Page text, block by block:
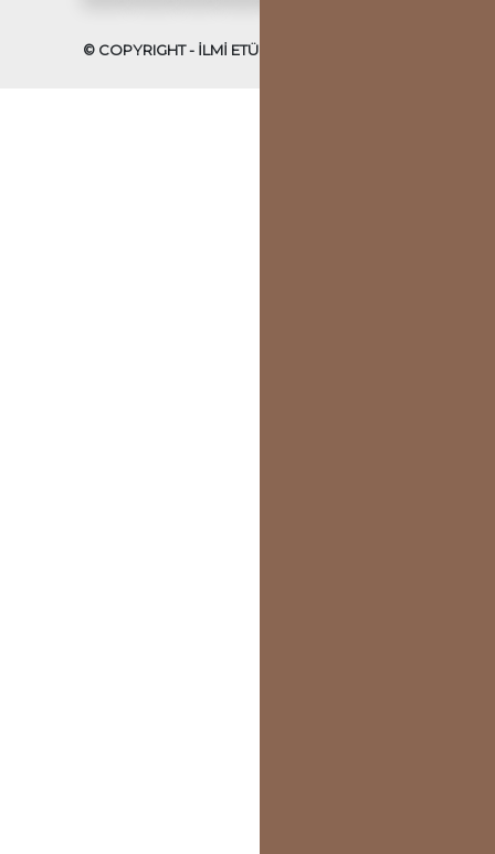
© COPYRIGHT - İLMİ ETÜDLER DERNEĞİ - 2022